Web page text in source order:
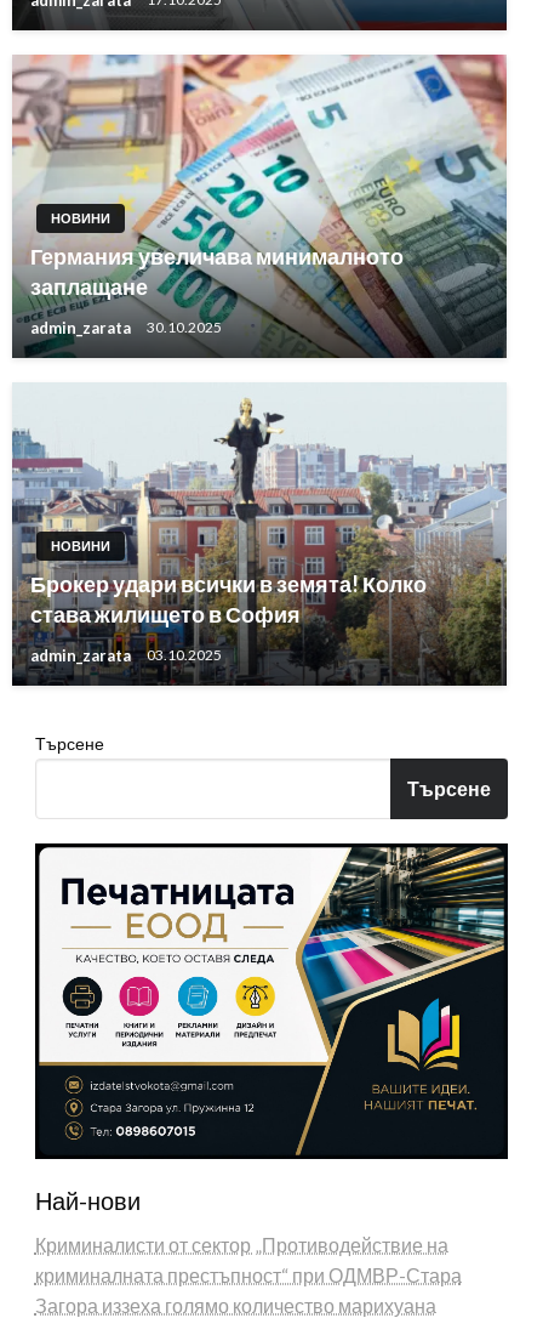
НОВИНИ
Германия увеличава минималното
заплащане
admin_zarata 30.10.2025
НОВИНИ
Брокер удари всички в земята! Колко
става жилището в София
admin_zarata 03.10.2025
Търсене
Търсене
Най-нови
Криминалисти от сектор „Противодействие на
криминалната престъпност“ при ОДМВР-Стара
Загора иззеха голямо количество марихуана